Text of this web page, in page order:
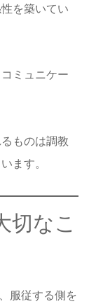
を築いてい
ミュニケー
ものは調教
ます。
切なこ
服従する側を